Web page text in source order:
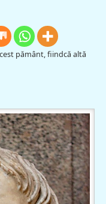
pământ, fiindcă altă